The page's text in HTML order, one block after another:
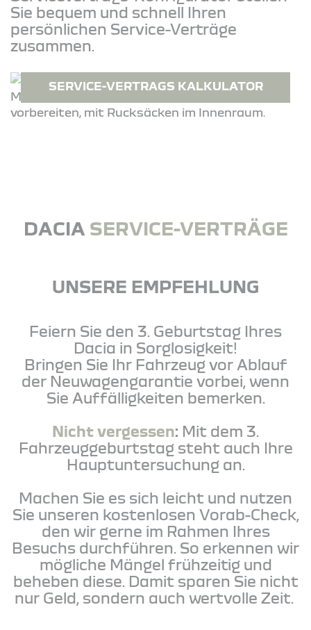
SERVICE-VERTRAGS KALKULATOR
Sie bequem und schnell Ihren
persönlichen Service-Verträge
zusammen.
DACIA SERVICE-VERTRÄGE
UNSERE EMPFEHLUNG
Feiern Sie den 3. Geburtstag Ihres
Dacia in Sorglosigkeit!
Bringen Sie Ihr Fahrzeug vor Ablauf
der Neuwagengarantie vorbei, wenn
Sie Auffälligkeiten bemerken.
Nicht vergessen: Mit dem 3.
Fahrzeuggeburtstag steht auch Ihre
Hauptuntersuchung an.
Machen Sie es sich leicht und nutzen
Sie unseren kostenlosen Vorab-Check,
den wir gerne im Rahmen Ihres
Besuchs durchführen. So erkennen wir
mögliche Mängel frühzeitig und
beheben diese. Damit sparen Sie nicht
nur Geld, sondern auch wertvolle Zeit.